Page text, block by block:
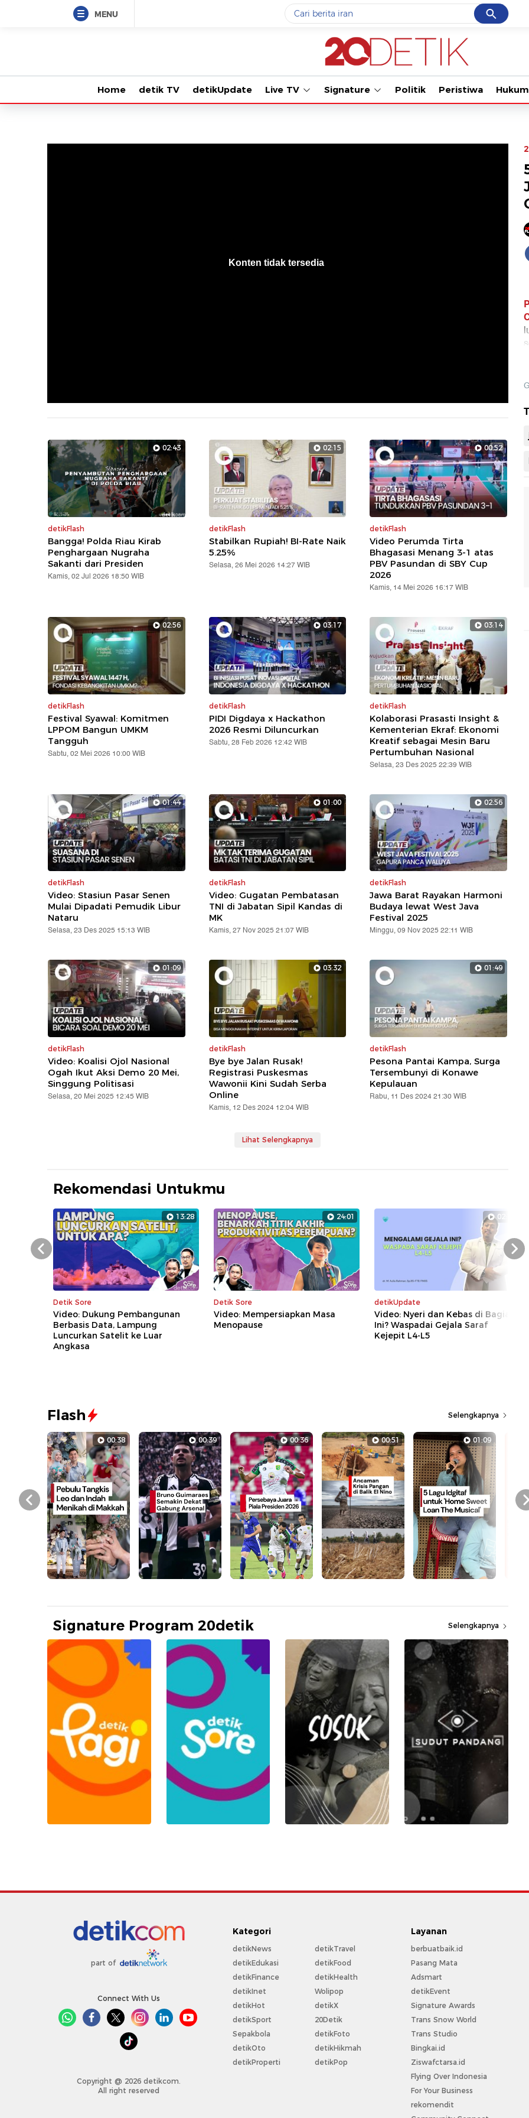
MENU Cancel
Yang sedang ramai dicari
data live draw sgp
#3prabowo
#5demo
Home detik TV detikUpdate Live TV Signature Politik Peristiwa Hukum
Konten tidak tersedia
02:43
detikFlash
Bangga! Polda Riau Kirab
Penghargaan Nugraha
Sakanti dari Presiden
Kamis, 02 Jul 2026 18:50 WIB
02:15
detikFlash
Stabilkan Rupiah! BI-Rate Naik
5.25%
Selasa, 26 Mei 2026 14:27 WIB
00:52
detikFlash
Video Perumda Tirta
Bhagasasi Menang 3-1 atas
PBV Pasundan di SBY Cup
2026
Kamis, 14 Mei 2026 16:17 WIB
02:56
detikFlash
Festival Syawal: Komitmen
LPPOM Bangun UMKM
Tangguh
Sabtu, 02 Mei 2026 10:00 WIB
03:17
detikFlash
PIDI Digdaya x Hackathon
2026 Resmi Diluncurkan
Sabtu, 28 Feb 2026 12:42 WIB
03:14
detikFlash
Kolaborasi Prasasti Insight &
Kementerian Ekraf: Ekonomi
Kreatif sebagai Mesin Baru
Pertumbuhan Nasional
Selasa, 23 Des 2025 22:39 WIB
01:44
detikFlash
Video: Stasiun Pasar Senen
Mulai Dipadati Pemudik Libur
Nataru
Selasa, 23 Des 2025 15:13 WIB
01:00
detikFlash
Video: Gugatan Pembatasan
TNI di Jabatan Sipil Kandas di
MK
Kamis, 27 Nov 2025 21:07 WIB
02:56
detikFlash
Jawa Barat Rayakan Harmoni
Budaya lewat West Java
Festival 2025
Minggu, 09 Nov 2025 22:11 WIB
01:09
detikFlash
Video: Koalisi Ojol Nasional
Ogah Ikut Aksi Demo 20 Mei,
Singgung Politisasi
Selasa, 20 Mei 2025 12:45 WIB
03:32
detikFlash
Bye bye Jalan Rusak!
Registrasi Puskesmas
Wawonii Kini Sudah Serba
Online
Kamis, 12 Des 2024 12:04 WIB
01:49
detikFlash
Pesona Pantai Kampa, Surga
Tersembunyi di Konawe
Kepulauan
Rabu, 11 Des 2024 21:30 WIB
Lihat Selengkapnya
Rekomendasi Untukmu
13:28
Detik Sore
Video: Dukung Pembangunan
Berbasis Data, Lampung
Luncurkan Satelit ke Luar
Angkasa
24:01
Detik Sore
Video: Mempersiapkan Masa
Menopause
02:13
detikUpdate
Video: Nyeri dan Kebas di Bagian
Ini? Waspadai Gejala Saraf
Kejepit L4-L5
Prev Next
Flash Selengkapnya
00:38 00:39 00:36 00:51 01:09
Prev
Signature Program 20detik Selengkapnya
part of
Connect With Us
Copyright @ 2026 detikcom.
All right reserved
Kategori
detikNews
detikEdukasi
detikFinance
detikInet
detikHot
detikSport
Sepakbola
detikOto
detikProperti
detikTravel
detikFood
detikHealth
Wolipop
detikX
20Detik
detikFoto
detikHikmah
detikPop
Layanan
berbuatbaik.id
Pasang Mata
Adsmart
detikEvent
Signature Awards
Trans Snow World
Trans Studio
Bingkai.id
Ziswafctarsa.id
Flying Over Indonesia
For Your Business
rekomendit